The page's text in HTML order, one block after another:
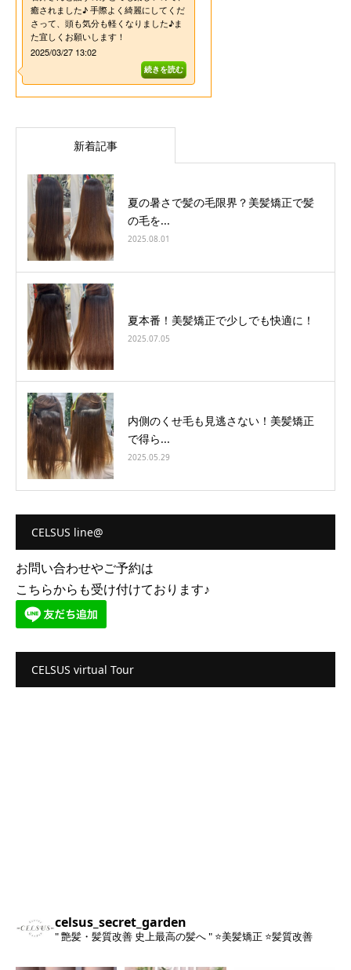
新着記事
夏の暑さで髪の毛限界？美髪矯正で髪
の毛を...
2025.08.01
夏本番！美髪矯正で少しでも快適に！
2025.07.05
内側のくせ毛も見逃さない！美髪矯正
で得ら...
2025.05.29
CELSUS line@
お問い合わせやご予約は
こちらからも受け付けております♪
CELSUS virtual Tour
celsus_secret_garden
" 艶髪・髪質改善 史上最高の髪へ " ⭐️美髪矯正 ⭐️髪質改善